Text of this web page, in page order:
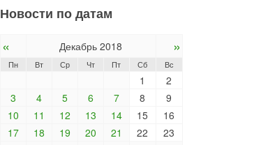
Новости по датам
« Декабрь 2018 »
Пн Вт Ср Чт Пт Сб Вс
1
2
3
4 5 6 7 8
9
10
11 12 13 14 15
16
17
18 19 20 21 22
23